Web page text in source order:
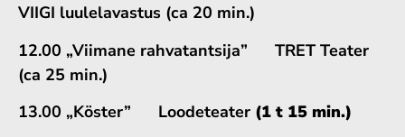
VIIGI luulelavastus (ca 20 min.)
12.00 „Viimane rahvatantsija” TRET Teater
(ca 25 min.)
13.00 „Köster”
Loodeteater (1 t 15 min.)